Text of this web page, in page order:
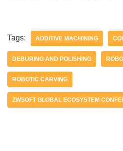
Tags: ADDITIVE MACHINING
DEBURING AND POLISHING
ROBOTIC CARVING
ZWSOFT GLOBAL ECOSYSTEM